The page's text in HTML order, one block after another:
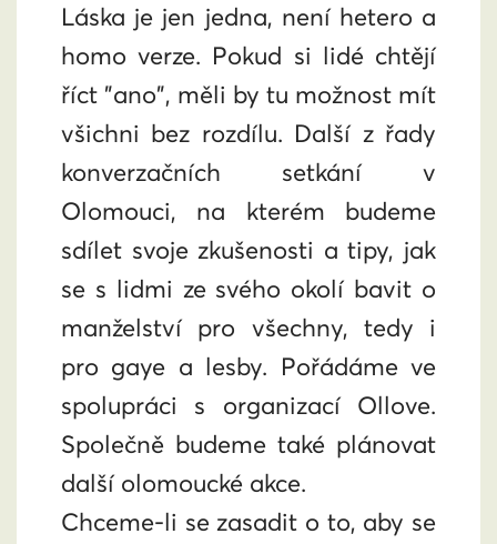
Láska je jen jedna, není hetero a
homo verze. Pokud si lidé chtějí
říct "ano", měli by tu možnost mít
všichni bez rozdílu. Další z řady
konverzačních setkání v
Olomouci, na kterém budeme
sdílet svoje zkušenosti a tipy, jak
se s lidmi ze svého okolí bavit o
manželství pro všechny, tedy i
pro gaye a lesby. Pořádáme ve
spolupráci s organizací Ollove.
Společně budeme také plánovat
další olomoucké akce.
Chceme-li se zasadit o to, aby se